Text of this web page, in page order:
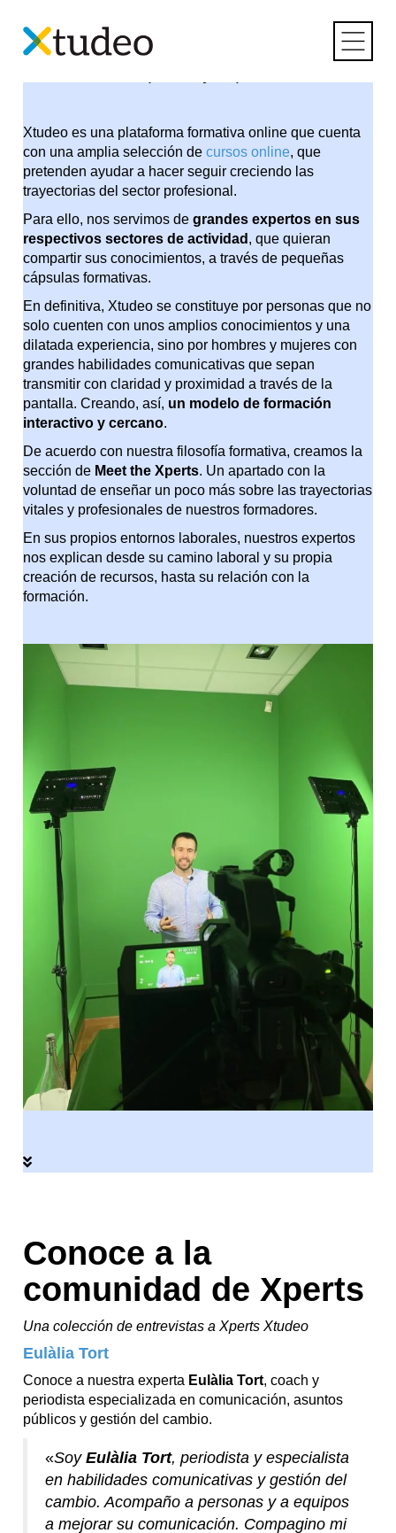
contentMeet the Xperts
Xtudeo es una plataforma formativa online que cuenta
con una amplia selección decursos online, que
pretenden ayudar a hacer seguir creciendo las
trayectorias del sector profesional.
Para ello, nos servimos degrandes expertos en sus
respectivos sectores de actividad , que quieran
compartir sus conocimientos, a través de pequeñas
cápsulas formativas.
En definitiva, Xtudeo se constituye por personas que no
solo cuenten con unos amplios conocimientos y una
dilatada experiencia, sino por hombres y mujeres con
grandes habilidades comunicativas que sepan
transmitir con claridad y proximidad a través de la
pantalla. Creando, así, un modelo de formación
interactivo y cercano.
De acuerdo con nuestra filosofía formativa, creamos la
sección de Meet the Xperts. Un apartado con la
voluntad de enseñar un poco más sobre las trayectorias
vitales y profesionales de nuestros formadores.
En sus propios entornos laborales, nuestros expertos
nos explican desde su camino laboral y su propia
creación de recursos, hasta su relación con la
formación.
Conoce a la
comunidad de Xperts
Una colección de entrevistas a Xperts Xtudeo
Eulàlia Tort
Conoce a nuestra experta Eulàlia Tort, coach y
periodista especializada en comunicación, asuntos
públicos y gestión del cambio.
«SoyEulàlia Tort, periodista y especialista
en habilidades comunicativas y gestión del
cambio. Acompaño a personas y a equipos
a mejorar su comunicación. Compagino mi